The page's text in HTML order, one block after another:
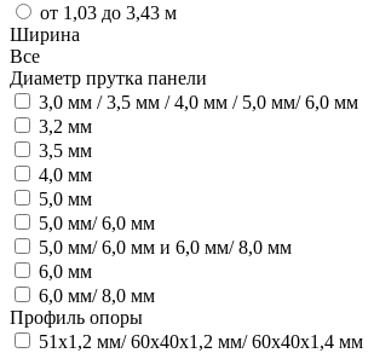
от 1,03 до 3,43 м
Ширина
Все
Диаметр прутка панели
3,0 мм / 3,5 мм / 4,0 мм / 5,0 мм/ 6,0 мм
3,2 мм
3,5 мм
4,0 мм
5,0 мм
5,0 мм/ 6,0 мм
5,0 мм/ 6,0 мм и 6,0 мм/ 8,0 мм
6,0 мм
6,0 мм/ 8,0 мм
Профиль опоры
51х1,2 мм/ 60х40х1,2 мм/ 60х40х1,4 мм